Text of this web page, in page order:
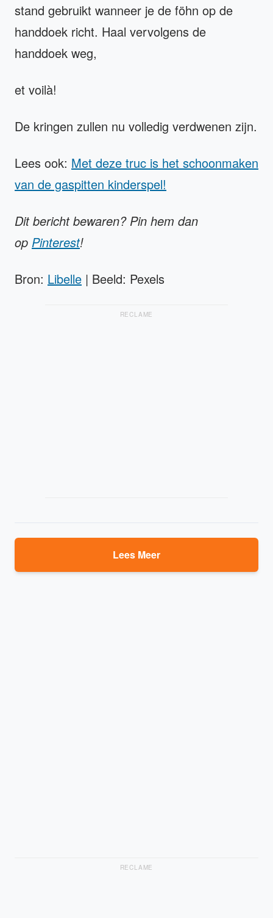
stand gebruikt wanneer je de föhn op de
handdoek richt. Haal vervolgens de
handdoek weg,
et voilà!
De kringen zullen nu volledig verdwenen zijn.
Lees ook: Met deze truc is het schoonmaken
van de gaspitten kinderspel!
Dit bericht bewaren? Pin hem dan
op Pinterest!
Bron: Libelle | Beeld: Pexels
RECLAME
Lees Meer
RECLAME